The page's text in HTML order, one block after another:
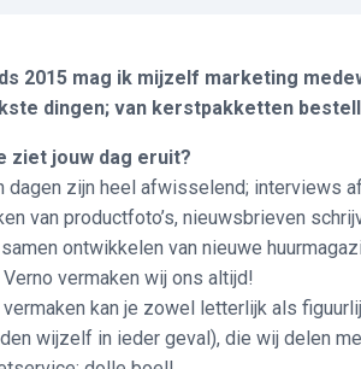
2015 mag ik mijzelf marketing
dingen; van kerstpakketten
ziet jouw dag eruit?
dagen zijn heel afwisselend; interviews
van productfoto’s, nieuwsbrieven
ontwikkelen van nieuwe
Verno vermaken wij ons altijd!
vermaken kan je zowel letterlijk als
wijzelf in ieder geval), die wij delen